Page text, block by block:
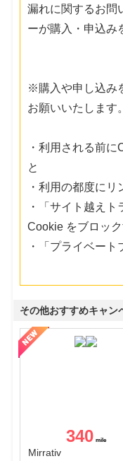
漏れに関するお問
ーが購入・申込み
※購入や申し込み
お願いいたします。
・利用される前
と
・利用の都度に
・「サイト越え
Cookie をブロッ
・「プライベー
その他おすすめキャン
340
Mirrativ